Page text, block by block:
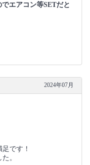
エアコン等SETだと
2024年07月
です！
。